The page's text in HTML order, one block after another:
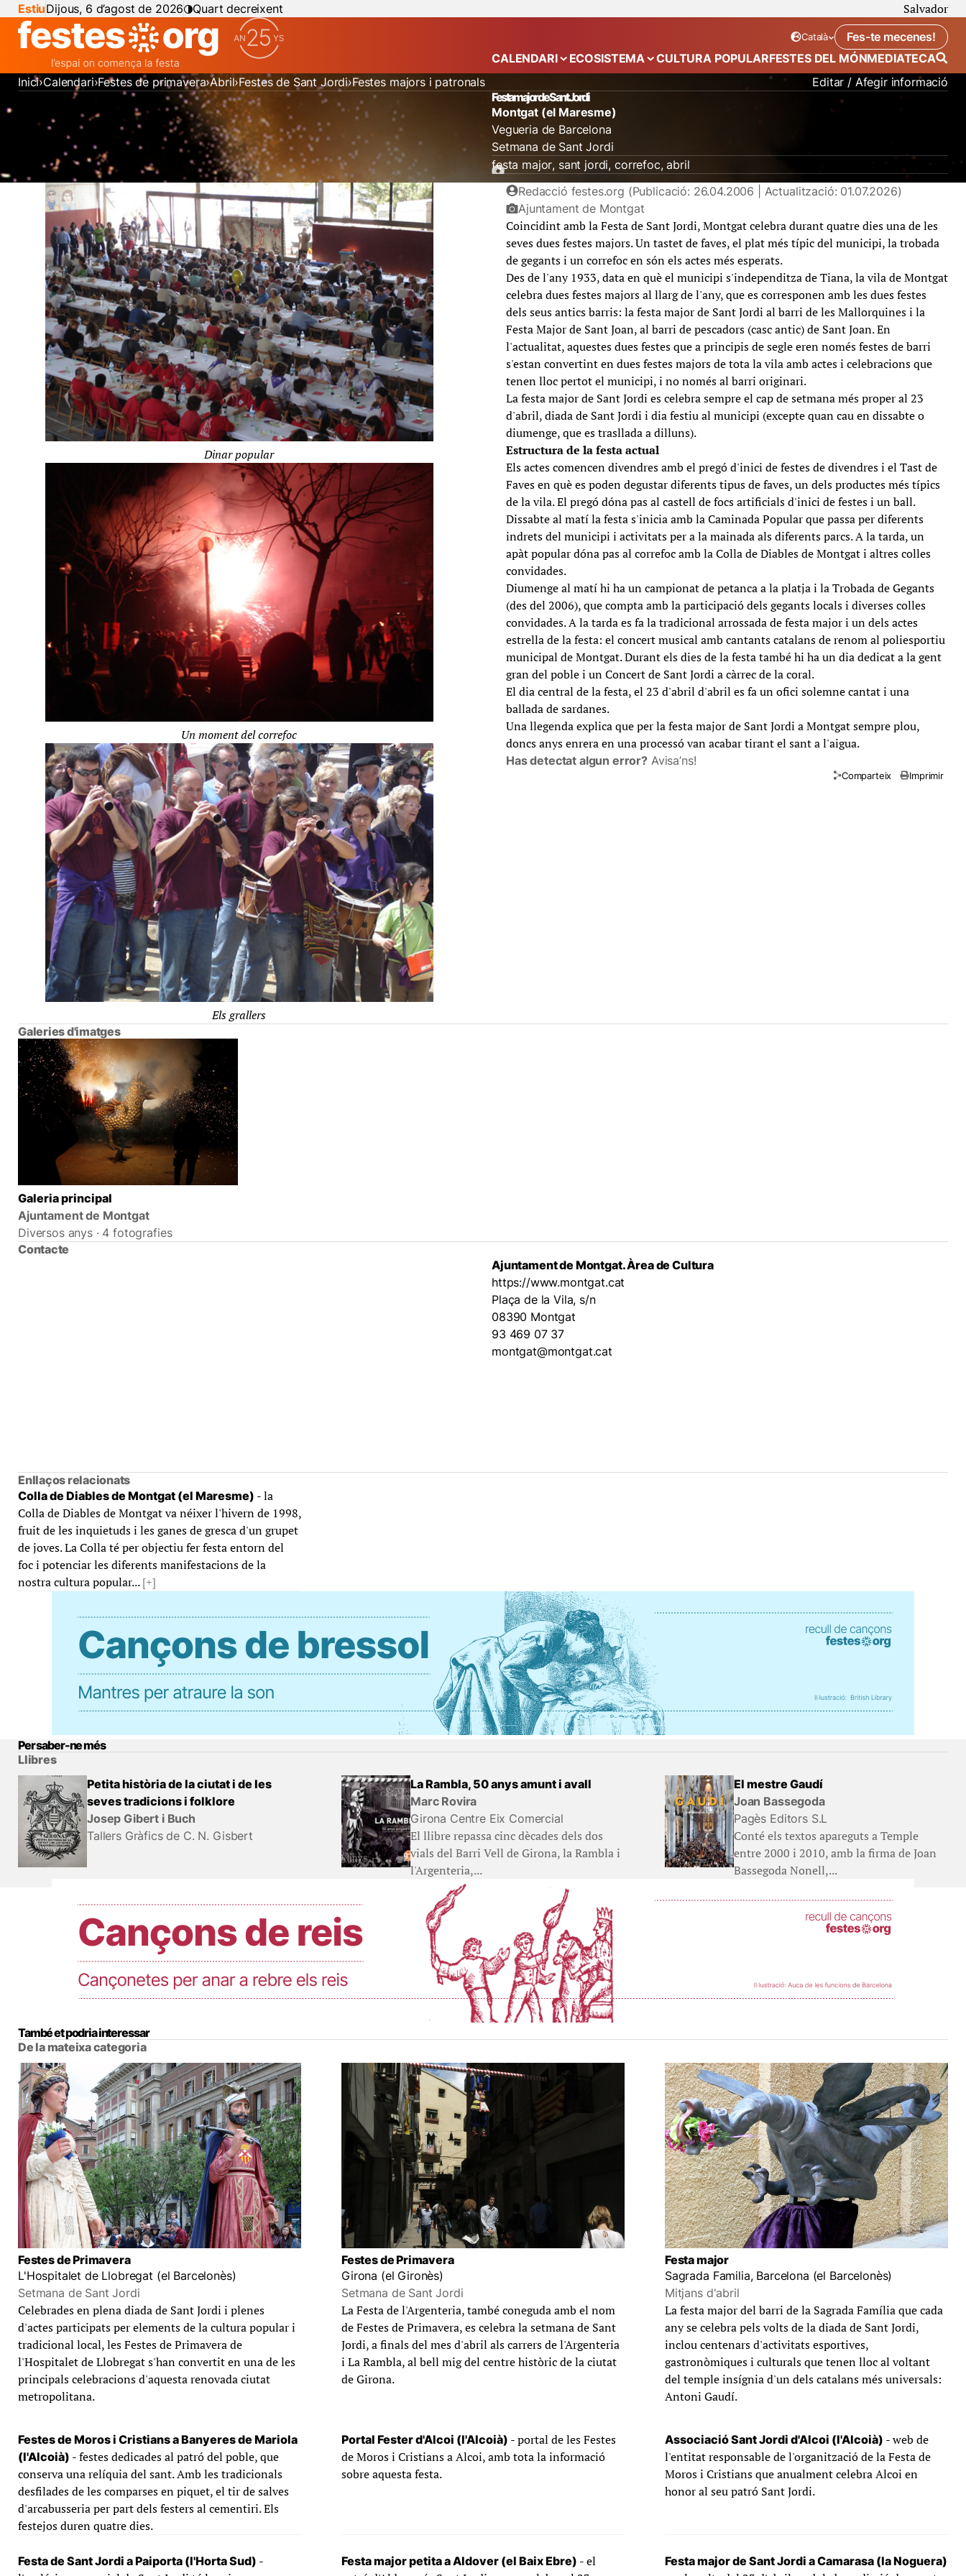
EstiuDijous, 6 d’agost de 2026 Quart decreixent Salvador
Idioma seleccionat:
Català
. Canviar idiomaFes-te mecenes!
CALENDARI Mostra el submenú de “Calendari”
ECOSISTEMA Mostra el submenú de “Ecosistema”
CULTURA POPULARFESTES DEL MÓNMEDIATECA
Inici Calendari Festes de primavera Abril Festes de Sant Jordi Festes majors i patronals
Editar / Afegir informació
Festa major de Sant Jordi
Montgat (el Maresme)
Vegueria de Barcelona
Setmana de Sant Jordi
festa major sant jordi correfoc abril
Redacció festes.org (Publicació: 26.04.2006 | Actualització: 01.07.2026)
Ajuntament de Montgat
Coincidint amb la Festa de Sant Jordi, Montgat celebra durant quatre dies una de les
seves dues festes majors. Un tastet de faves, el plat més típic del municipi, la trobada
de gegants i un correfoc en són els actes més esperats.
Des de l'any 1933, data en què el municipi s'independitza de Tiana, la vila de Montgat
celebra dues festes majors al llarg de l'any, que es corresponen amb les dues festes
dels seus antics barris: la festa major de Sant Jordi al barri de les Mallorquines i la
Festa Major de Sant Joan, al barri de pescadors (casc antic) de Sant Joan. En
l'actualitat, aquestes dues festes que a principis de segle eren només festes de barri
s'estan convertint en dues festes majors de tota la vila amb actes i celebracions que
tenen lloc pertot el municipi, i no només al barri originari.
La festa major de Sant Jordi es celebra sempre el cap de setmana més proper al 23
d'abril, diada de Sant Jordi i dia festiu al municipi (excepte quan cau en dissabte o
diumenge, que es trasllada a dilluns).
Estructura de la festa actual
Els actes comencen divendres amb el pregó d'inici de festes de divendres i el Tast de
Faves en què es poden degustar diferents tipus de faves, un dels productes més típics
de la vila. El pregó dóna pas al castell de focs artificials d'inici de festes i un ball.
Dissabte al matí la festa s'inicia amb la Caminada Popular que passa per diferents
indrets del municipi i activitats per a la mainada als diferents parcs. A la tarda, un
apàt popular dóna pas al correfoc amb la Colla de Diables de Montgat i altres colles
convidades.
Diumenge al matí hi ha un campionat de petanca a la platja i la Trobada de Gegants
(des del 2006), que compta amb la participació dels gegants locals i diverses colles
convidades. A la tarda es fa la tradicional arrossada de festa major i un dels actes
estrella de la festa: el concert musical amb cantants catalans de renom al poliesportiu
municipal de Montgat. Durant els dies de la festa també hi ha un dia dedicat a la gent
gran del poble i un Concert de Sant Jordi a càrrec de la coral.
El dia central de la festa, el 23 d'abril d'abril es fa un ofici solemne cantat i una
ballada de sardanes.
Una llegenda explica que per la festa major de Sant Jordi a Montgat sempre plou,
doncs anys enrera en una processó van acabar tirant el sant a l'aigua.
Has detectat algun error? Avisa’ns!
Comparteix Imprimir
Dinar popular
Un moment del correfoc
Els grallers
Galeries d'imatges
Galeria principal
Ajuntament de Montgat
Diversos anys · 4 fotografies
Contacte
Ajuntament de Montgat. Àrea de Cultura
https://www.montgat.cat
Plaça de la Vila, s/n
08390 Montgat
93 469 07 37
montgat@montgat.cat
Enllaços relacionats
Colla de Diables de Montgat (el Maresme) - la
Colla de Diables de Montgat va néixer l'hivern de 1998,
fruit de les inquietuds i les ganes de gresca d'un grupet
de joves. La Colla té per objectiu fer festa entorn del
foc i potenciar les diferents manifestacions de la
nostra cultura popular...[+]
Per saber-ne més
Llibres
Petita història de la ciutat i de les
seves tradicions i folklore
Josep Gibert i Buch
Tallers Gràfics de C. N. Gisbert
La Rambla, 50 anys amunt i avall
Marc Rovira
Girona Centre Eix Comercial
El llibre repassa cinc dècades dels dos
vials del Barri Vell de Girona, la Rambla i
l'Argenteria,...
El mestre Gaudí
Joan Bassegoda
Pagès Editors S.L
Conté els textos apareguts a Temple
entre 2000 i 2010, amb la firma de Joan
Bassegoda Nonell,...
També et podria interessar
De la mateixa categoria
Festes de Primavera
L'Hospitalet de Llobregat (el Barcelonès)
Setmana de Sant Jordi
Celebrades en plena diada de Sant Jordi i plenes
d'actes participats per elements de la cultura popular i
tradicional local, les Festes de Primavera de
l'Hospitalet de Llobregat s'han convertit en una de les
principals celebracions d'aquesta renovada ciutat
metropolitana.
Festes de Primavera
Girona (el Gironès)
Setmana de Sant Jordi
La Festa de l'Argenteria, també coneguda amb el nom
de Festes de Primavera, es celebra la setmana de Sant
Jordi, a finals del mes d'abril als carrers de l'Argenteria
i La Rambla, al bell mig del centre històric de la ciutat
de Girona.
Festa major
Sagrada Familia, Barcelona (el Barcelonès)
Mitjans d'abril
La festa major del barri de la Sagrada Família que cada
any se celebra pels volts de la diada de Sant Jordi,
inclou centenars d'activitats esportives,
gastronòmiques i culturals que tenen lloc al voltant
del temple insígnia d'un dels catalans més universals:
Antoni Gaudí.
Festes de Moros i Cristians a Banyeres de Mariola
(l'Alcoià) - festes dedicades al patró del poble, que
conserva una relíquia del sant. Amb les tradicionals
desfilades de les comparses en piquet, el tir de salves
d'arcabusseria per part dels festers al cementiri. Els
festejos duren quatre dies.
Portal Fester d'Alcoi (l'Alcoià) - portal de les Festes
de Moros i Cristians a Alcoi, amb tota la informació
sobre aquesta festa.
Associació Sant Jordi d'Alcoi (l'Alcoià) - web de
l'entitat responsable de l'organització de la Festa de
Moros i Cristians que anualment celebra Alcoi en
honor al seu patró Sant Jordi.
Festa de Sant Jordi a Paiporta (l'Horta Sud) -
Festa major petita a Aldover (el Baix Ebre) - el
Festa major de Sant Jordi a Camarasa (la Noguera)